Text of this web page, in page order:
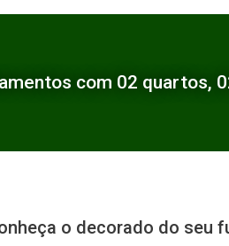
com 02 quartos,
o decorado do seu